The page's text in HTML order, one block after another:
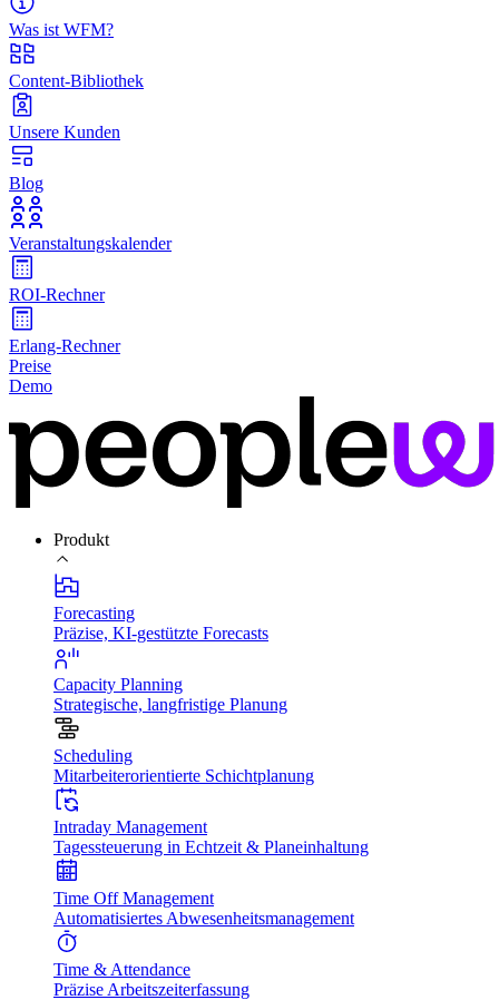
Was ist WFM?
Content-Bibliothek
Unsere Kunden
Blog
Veranstaltungskalender
ROI-Rechner
Erlang-Rechner
Preise
Demo
Produkt
Forecasting
Präzise, KI-gestützte Forecasts
Capacity Planning
Strategische, langfristige Planung
Scheduling
Mitarbeiterorientierte Schichtplanung
Intraday Management
Tagessteuerung in Echtzeit & Planeinhaltung
Time Off Management
Automatisiertes Abwesenheitsmanagement
Time & Attendance
Präzise Arbeitszeiterfassung